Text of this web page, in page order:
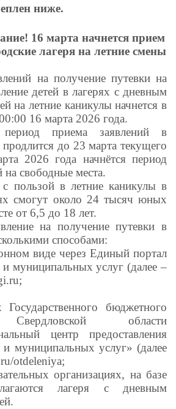
ниже.
16 марта начнется прием
лагеря на летниесмены
на получение путевки на
детей в лагерях с дневным
налетние каникулыначнется в
16 марта 2026 года.
периодприема заявлений в
продлится до 23 марта текущего
2026 года начнётся период
на свободные места.
пользой в летниеканикулы в
смогут около 24тысяч юных
от 6,5 до 18 лет.
на получение путевки в
способами:
виде через Единый портал
и муниципальных услуг (далее –
Государственного бюджетного
области
центр предоставления
и муниципальных услуг» (далее
otdeleniya;
организациях, на базе
лагеря с дневным